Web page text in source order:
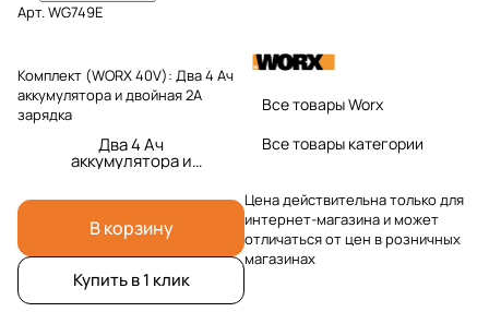
Арт.WG749E
Комплект (WORX 40V): Два 4 Ач
аккумулятора и двойная 2А
зарядка
Два 4 Ач
аккумулятора и
двойная 2А зарядка
В корзину
Купить в 1 клик
Все товары Worx
Все товары категории
Цена действительна только для
интернет-магазина и может
отличаться от цен в розничных
магазинах